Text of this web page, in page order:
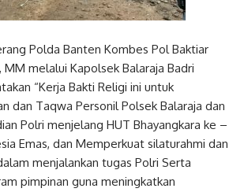
Polda Banten Kombes Pol Baktiar
MM melalui Kapolsek Balaraja Badri
“Kerja Bakti Religi ini untuk
dan Taqwa Personil Polsek Balaraja dan
Polri menjelang HUT Bhayangkara ke –
Emas, dan Memperkuat silaturahmi dan
menjalankan tugas Polri Serta
pimpinan guna meningkatkan